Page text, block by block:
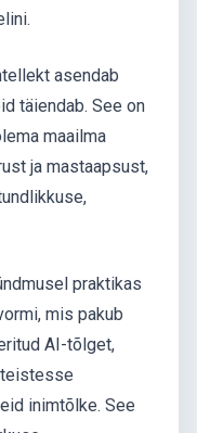
asendab
täiendab. See on
maailma
ja mastaapsust,
praktikas
mis pakub
AI-tõlget,
inimtõlke. See